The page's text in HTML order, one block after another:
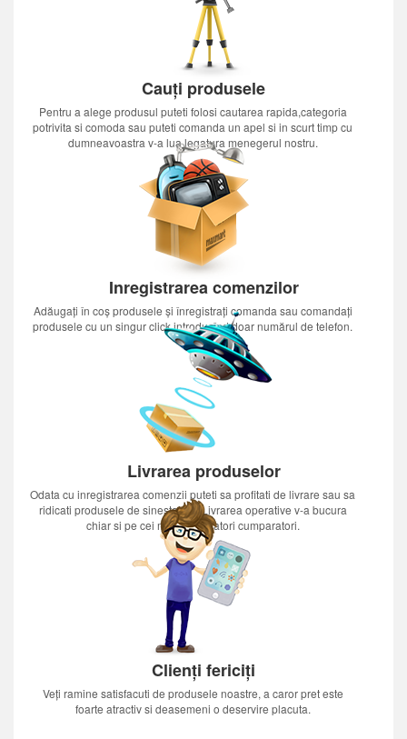
Cauți produsele
Pentru a alege produsul puteti folosi cautarea rapida,categoria
potrivita si comoda sau puteti comanda un apel si in scurt timp cu
dumneavoastra v-a lua legatura menegerul nostru.
Inregistrarea comenzilor
Adăugați în coș produsele și înregistrați comanda sau comandați
produsele cu un singur click introducînd doar numărul de telefon.
Livrarea produselor
Odata cu inregistrarea comenzii puteti sa profitati de livrare sau sa
ridicati produsele de sinestatator.Livrarea operative v-a bucura
chiar si pe cei mai nerabdatori cumparatori.
Clienți fericiți
Veți ramine satisfacuti de produsele noastre, a caror pret este
foarte atractiv si deasemeni o deservire placuta.